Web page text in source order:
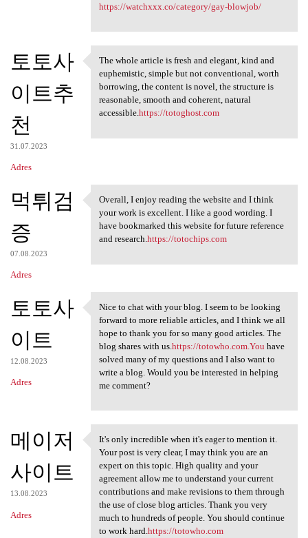
https://watchxxx.co/category/gay-blowjob/
토토사
이트추
천
31.07.2023
Adres
The whole article is fresh
The whole article is fresh and elegant, kind and
euphemistic, simple but not conventional, worth
borrowing, the content is novel, the structure is
reasonable, smooth and coherent, natural
accessible.https://totoghost.com
먹튀검
증
07.08.2023
Adres
Overall, I enjoy reading the
Overall, I enjoy reading the website and I think
your work is excellent. I like a good wording. I
have bookmarked this website for future reference
and research.https://totochips.com
토토사
이트
12.08.2023
Adres
Nice to chat with your blog.
Nice to chat with your blog. I seem to be looking
forward to more reliable articles, and I think we all
hope to thank you for so many good articles. The
blog shares with us. https://totowho.com.You have
solved many of my questions and I also want to
write a blog. Would you be interested in helping
me comment?
메이저
사이트
13.08.2023
Adres
It's only incredible when it
It's only incredible when it's eager to mention it.
Your post is very clear, I may think you are an
expert on this topic. High quality and your
agreement allow me to understand your current
contributions and make revisions to them through
the use of close blog articles. Thank you very
much to hundreds of people. You should continue
to work hard.https://totowho.com